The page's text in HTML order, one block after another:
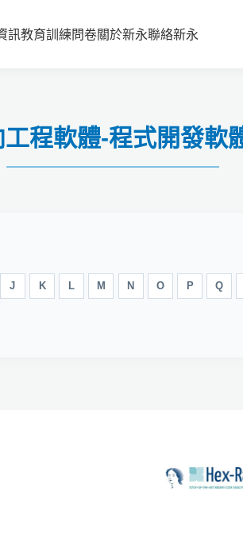
程軟體-程式開發軟
訊教育訓練問卷關於新永聯絡新永
J K L M N O P Q